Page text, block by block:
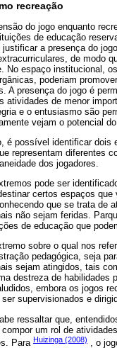
recreação
do jogo enquanto
de educação
justificar a presença do
de modo
No espaço institucional,
poderiam
A presença do jogo é
atividades de menor
e o entusiasmo são
vejam o potencial
é possível identificar dois
representam diferentes
dos jogadores.
pode ser
certos espaços
que se trata de
não sejam feridas.
de educação que
sobre o qual nos
pedagógica, seja
sejam atingidos, tais
destreza de
embora os jogos
supervisionados e
ressaltar que,
um rol de
Para Huizinga (2008)
, o